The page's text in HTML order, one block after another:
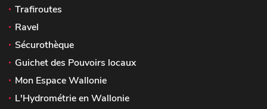
Trafiroutes
Ravel
Sécurothèque
Guichet des Pouvoirs locaux
Mon Espace Wallonie
L'Hydrométrie en Wallonie